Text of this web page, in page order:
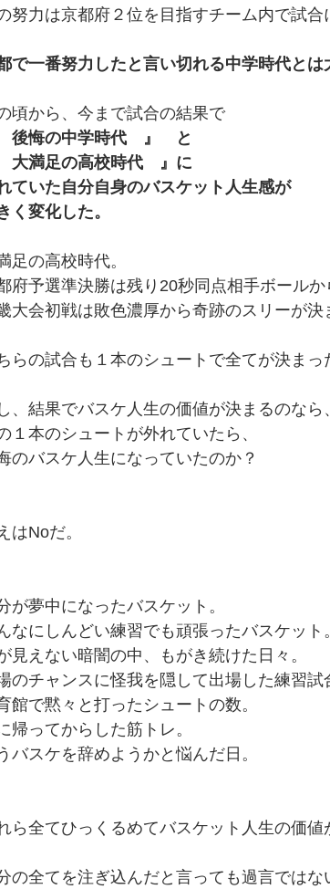
努力は京都府２位を目指すチーム内で試
で一番努力したと言い切れる中学時代とは
頃から、今まで試合の結果で
　後悔の中学時代　』　と
　大満足の高校時代　』に
ていた自分自身のバスケット人生感が
く変化した。
足の高校時代。
府予選準決勝は残り20秒同点相手ボールか
大会初戦は敗色濃厚から奇跡のスリーが決
らの試合も１本のシュートで全てが決まっ
、結果でバスケ人生の価値が決まるのなら、
１本のシュートが外れていたら、
のバスケ人生になっていたのか？
はNoだ。
が夢中になったバスケット。
なにしんどい練習でも頑張ったバスケット。
見えない暗闇の中、もがき続けた日々。
のチャンスに怪我を隠して出場した練習試
館で黙々と打ったシュートの数。
帰ってからした筋トレ。
バスケを辞めようかと悩んだ日。
ら全てひっくるめてバスケット人生の価値
の全てを注ぎ込んだと言っても過言ではな